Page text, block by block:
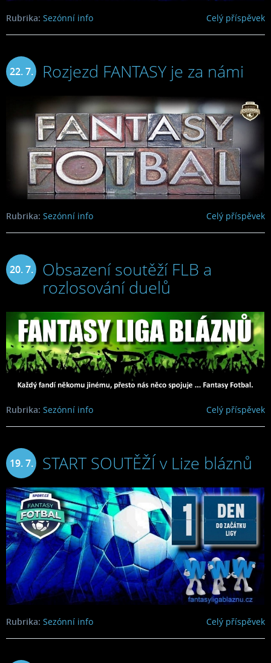
Celý příspěvek
Rubrika: Sezónní info
22. 7. Rozjezd FANTASY je za námi
Celý příspěvek
Rubrika: Sezónní info
20. 7.
Obsazení soutěží FLB a
rozlosování duelů
Celý příspěvek
Rubrika: Sezónní info
19. 7.
2024
START SOUTĚŽÍ v Lize bláznů
Celý příspěvek
Rubrika: Sezónní info